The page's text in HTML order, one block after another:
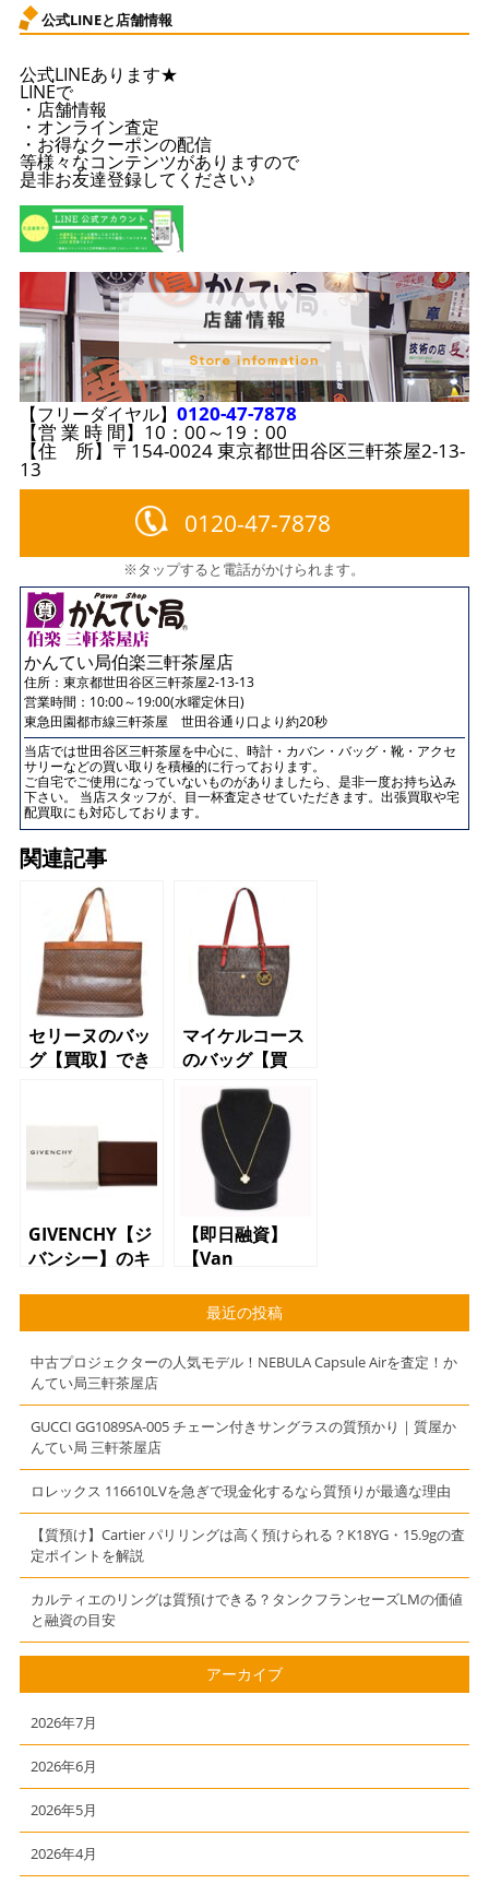
公式LINEと店舗情報
公式LINEあります★
LINEで
・店舗情報
・オンライン査定
・お得なクーポンの配信
等様々なコンテンツがありますので
是非お友達登録してください♪
【フリーダイヤル】 0120-47-7878
【営 業 時 間】10：00～19：00
【住 所】〒154-0024 東京都世田谷区三軒茶屋2-13-
13
0120-47-7878
※タップすると電話がかけられます。
かんてい局伯楽三軒茶屋店
住所： 東京都世田谷区三軒茶屋2-13-13
営業時間：10:00～19:00(水曜定休日)
東急田園都市線三軒茶屋 世田谷通り口より約20秒
当店では世田谷区三軒茶屋を中心に、時計・カバン・バッグ・靴・アクセ
サリーなどの買い取りを積極的に行っております。
ご自宅でご使用になっていないものがありましたら、是非一度お持ち込み
下さい。 当店スタッフが、目一杯査定させていただきます。出張買取や宅
配買取にも対応しております。
関連記事
セリーヌのバッ
グ【買取】でき
【駒沢】【上
馬】
マイケルコース
のバッグ【買
取】できます
【世田谷】【三
軒茶屋】【駒
沢】【上馬】
GIVENCHY【ジ
バンシー】のキ
【世田谷】【三
軒茶屋】【駒
沢】【上馬】
【即日融資】
【Van
の【ネックレ
ス】で【質預か
り】できます
い局】【三軒茶
屋】
最近の投稿
中古プロジェクターの人気モデル！NEBULA Capsule Airを査定！か
んてい局三軒茶屋店
GUCCI GG1089SA-005 チェーン付きサングラスの質預かり｜質屋か
んてい局 三軒茶屋店
ロレックス 116610LVを急ぎで現金化するなら質預りが最適な理由
【質預け】Cartier パリリングは高く預けられる？K18YG・15.9gの査
定ポイントを解説
カルティエのリングは質預けできる？タンクフランセーズLMの価値
と融資の目安
アーカイブ
2026年7月
2026年6月
2026年5月
2026年4月